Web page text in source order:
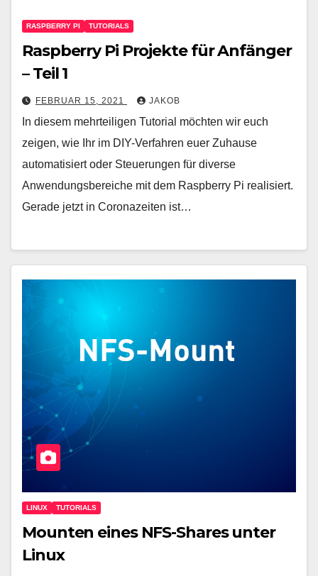
RASPBERRY PI TUTORIALS
Raspberry Pi Projekte für Anfänger
– Teil 1
FEBRUAR 15, 2021 JAKOB
In diesem mehrteiligen Tutorial möchten wir euch
zeigen, wie Ihr im DIY-Verfahren euer Zuhause
automatisiert oder Steuerungen für diverse
Anwendungsbereiche mit dem Raspberry Pi realisiert.
Gerade jetzt in Coronazeiten ist…
LINUX TUTORIALS
Mounten eines NFS-Shares unter
Linux